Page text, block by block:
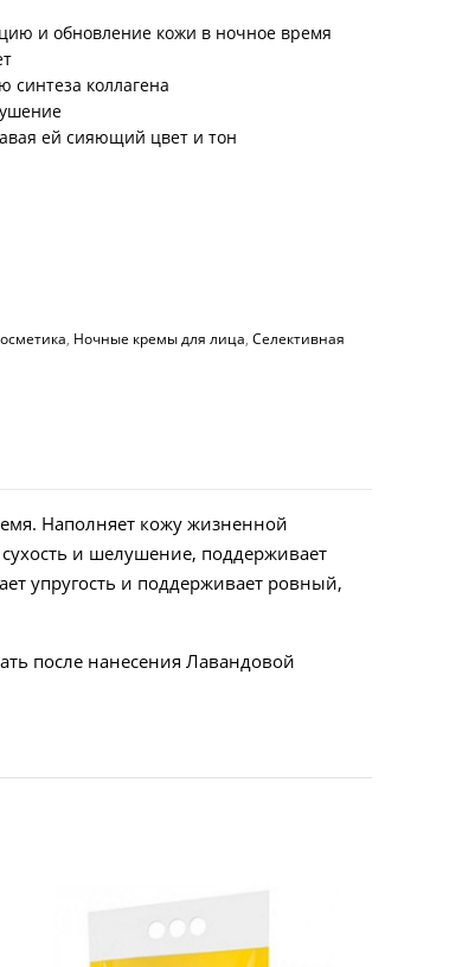
и обновление кожи в ночное время
синтеза коллагена
ей сияющий цвет и тон
, Ночные кремы для лица, Селективная
Наполняет кожу жизненной
и шелушение, поддерживает
упругость и поддерживает ровный,
после нанесения Лавандовой